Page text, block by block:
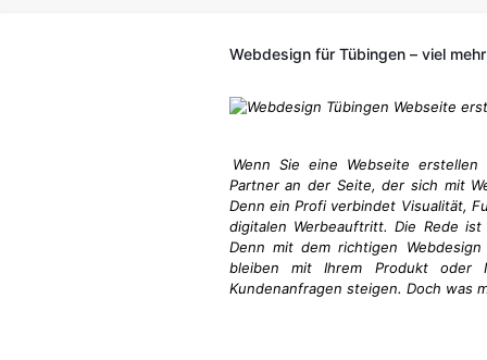
Webdesign für Tübingen – viel
Wenn Sie eine Webseite
Partner an der Seite, der sich mit
Denn ein Profi verbindet Visualität,
digitalen Werbeauftritt. Die Rede
Denn mit dem richtigen
bleiben mit Ihrem Produkt oder
Kundenanfragen steigen. Doch was